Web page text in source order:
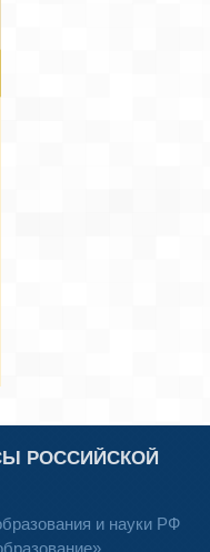
РОССИЙСКОЙ
и науки РФ